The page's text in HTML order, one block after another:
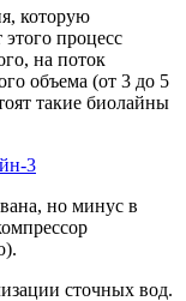
которую
этого процесс
на поток
объема (от 3 до 5
такие биолайны
но минус в
сточных вод.